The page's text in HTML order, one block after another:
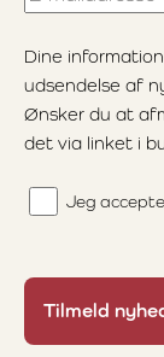
Dine
udsendelse af
Ønsker du at
det via linket i
Jeg
Tilmeld